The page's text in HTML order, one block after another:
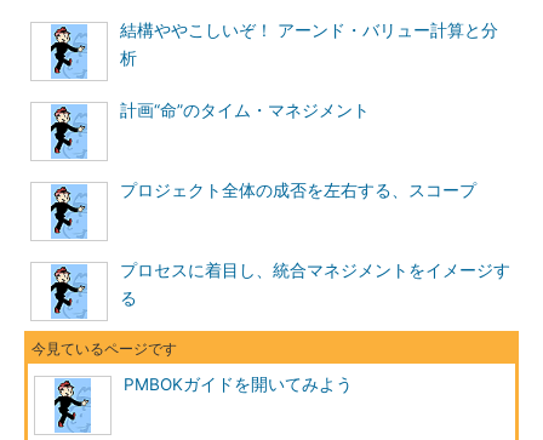
第6章 プロジェクト・タイム・マネジメント
第9章 プロジェクト人的資源マネジメント
第10章 プロジェクト・コミュニケーショ
ン・マネジメント
第11章 プロジェクト・リスク・マネジメン
ト
付録
結構ややこしいぞ！ アーンド・バリュー計算と分
析
計画“命”のタイム・マネジメント
プロジェクト全体の成否を左右する、スコープ
プロセスに着目し、統合マネジメントをイメージす
る
PMBOKガイドを開いてみよう